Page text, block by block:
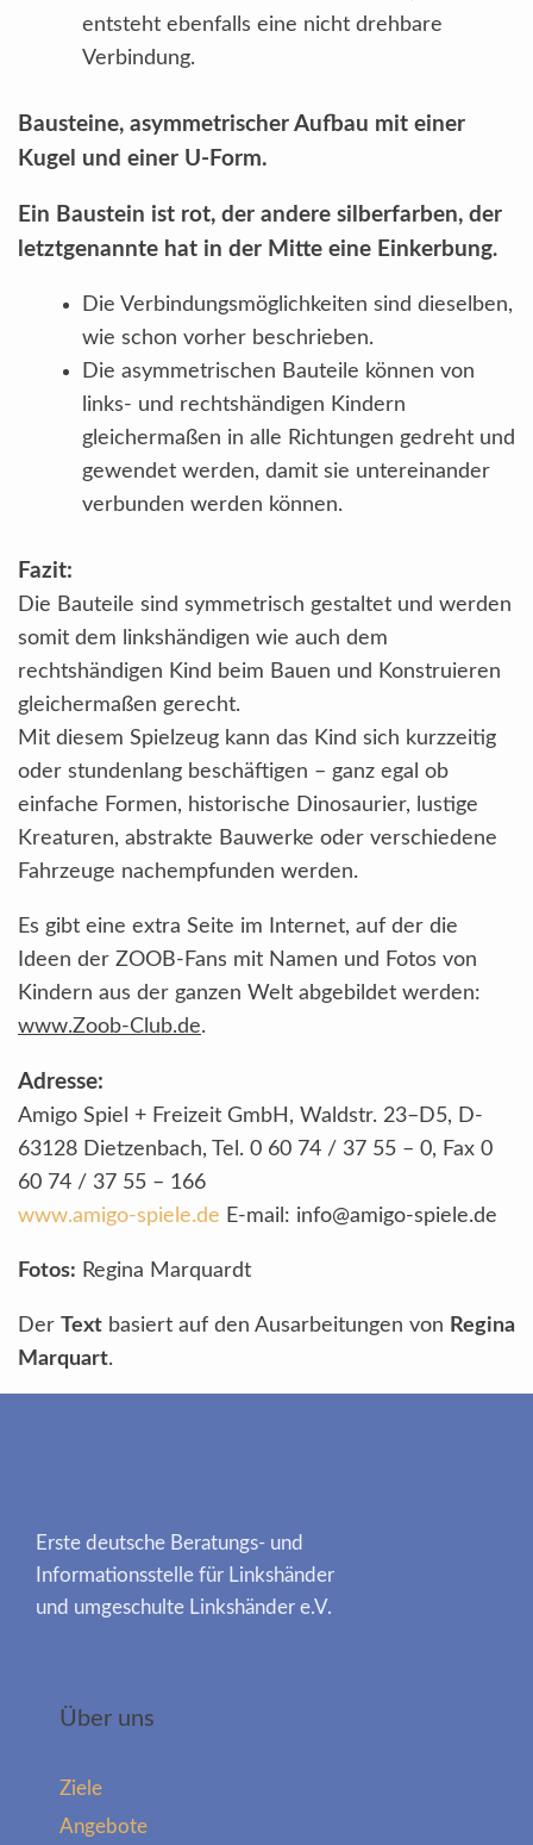
entsteht ebenfalls eine nicht drehbare
Verbindung.
Bausteine, asymmetrischer Aufbau mit einer
Kugel und einer U-Form.
Ein Baustein ist rot, der andere silberfarben, der
letztgenannte hat in der Mitte eine Einkerbung.
Die Verbindungsmöglichkeiten sind dieselben,
wie schon vorher beschrieben.
Die asymmetrischen Bauteile können von
links- und rechtshändigen Kindern
gleichermaßen in alle Richtungen gedreht und
gewendet werden, damit sie untereinander
verbunden werden können.
Fazit:
Die Bauteile sind symmetrisch gestaltet und werden
somit dem linkshändigen wie auch dem
rechtshändigen Kind beim Bauen und Konstruieren
gleichermaßen gerecht.
Mit diesem Spielzeug kann das Kind sich kurzzeitig
oder stundenlang beschäftigen – ganz egal ob
einfache Formen, historische Dinosaurier, lustige
Kreaturen, abstrakte Bauwerke oder verschiedene
Fahrzeuge nachempfunden werden.
Es gibt eine extra Seite im Internet, auf der die
Ideen der ZOOB-Fans mit Namen und Fotos von
Kindern aus der ganzen Welt abgebildet werden:
www.Zoob-Club.de.
Adresse:
Amigo Spiel + Freizeit GmbH, Waldstr. 23–D5, D-
63128 Dietzenbach, Tel. 0 60 74 / 37 55 – 0, Fax 0
60 74 / 37 55 – 166
www.amigo-spiele.de E-mail: info@amigo-spiele.de
Fotos: Regina Marquardt
Der Text basiert auf den Ausarbeitungen von Regina
Marquart.
Erste deutsche Beratungs- und
Informationsstelle für Linkshänder
und umgeschulte Linkshänder e.V.
Über uns
Ziele
Angebote